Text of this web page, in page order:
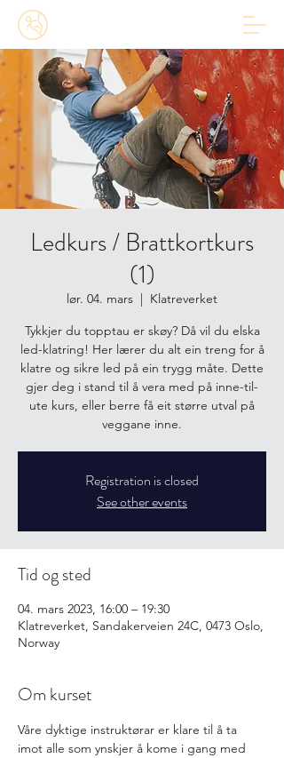
Ledkurs / Brattkortkurs
(1)
lør. 04. mars
  |
Klatreverket
Tykkjer du topptau er skøy? Då vil du elska
led-klatring! Her lærer du alt ein treng for å
klatre og sikre led på ein trygg måte. Dette
gjer deg i stand til å vera med på inne-til-
ute kurs, eller berre få eit større utval på
veggane inne.
Registration is closed
See other events
Tid og sted
04. mars 2023, 16:00 – 19:30
Klatreverket, Sandakerveien 24C, 0473 Oslo,
Norway
Om kurset
Våre dyktige instruktørar er klare til å ta
imot alle som ynskjer å kome i gang med